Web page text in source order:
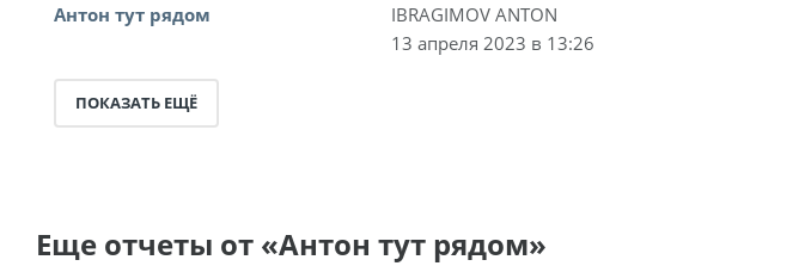
Антон тут рядом
IBRAGIMOV ANTON
13 апреля 2023 в 13:26
ПОКАЗАТЬ ЕЩЁ
Еще отчеты от «Антон тут рядом»